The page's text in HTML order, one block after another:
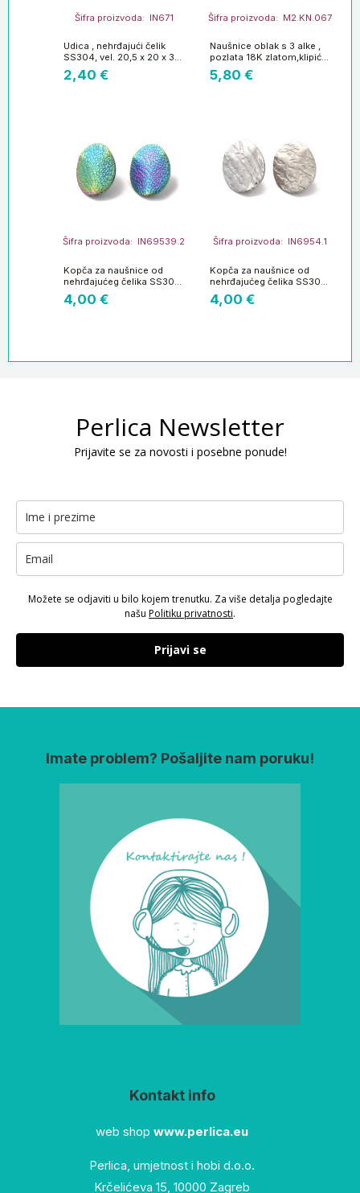
Šifra proizvoda: IN671
Udica , nehrđajući čelik
SS304, vel. 20,5 x 20 x 3
mm, 10 kom, SS4
2,40 €
Šifra proizvoda: M2.KN.067
Naušnice oblak s 3 alke ,
pozlata 18K zlatom,klipić
od sterl.srebra1 par MD42
5,80 €
Šifra proizvoda: IN69539.2
Kopča za naušnice od
nehrđajućeg čelika SS304
vel.20 x 16 mm, rupa
2,5mm, iglica 0,7 mm, 2
4,00 €
Šifra proizvoda: IN6954.1
Kopča za naušnice od
nehrđajućeg čelika SS304
vel.20 x 16 mm, alka
2,5mm, iglica 0,7 mm, 2
4,00 €
Perlica Newsletter
Prijavite se za novosti i posebne ponude!
Možete se odjaviti u bilo kojem trenutku. Za više detalja pogledajte
našu Politiku privatnosti.
Prijavi se
Imate problem? Pošaljite nam poruku!
Kontakt info
web shop www.perlica.eu
Perlica, umjetnost i hobi d.o.o.
Krčelićeva 15, 10000 Zagreb